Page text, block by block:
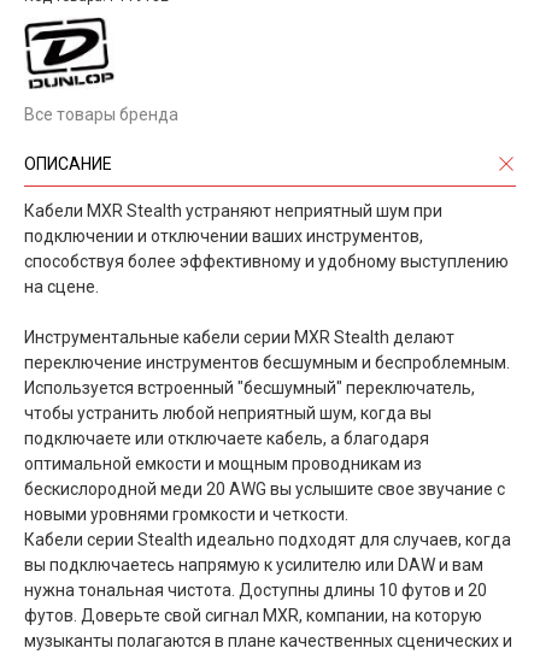
Все товары бренда
ОПИСАНИЕ
Кабели MXR Stealth устраняют неприятный шум при
подключении и отключении ваших инструментов,
способствуя более эффективному и удобному выступлению
на сцене.
Инструментальные кабели серии MXR Stealth делают
переключение инструментов бесшумным и беспроблемным.
Используется встроенный "бесшумный" переключатель,
чтобы устранить любой неприятный шум, когда вы
подключаете или отключаете кабель, а благодаря
оптимальной емкости и мощным проводникам из
бескислородной меди 20 AWG вы услышите свое звучание с
новыми уровнями громкости и четкости.
Кабели серии Stealth идеально подходят для случаев, когда
вы подключаетесь напрямую к усилителю или DAW и вам
нужна тональная чистота. Доступны длины 10 футов и 20
футов. Доверьте свой сигнал MXR, компании, на которую
музыканты полагаются в плане качественных сценических и